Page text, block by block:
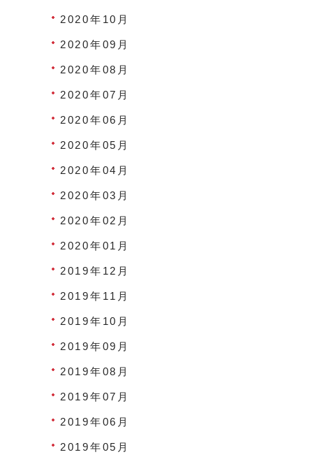
2020年10月
2020年09月
2020年08月
2020年07月
2020年06月
2020年05月
2020年04月
2020年03月
2020年02月
2020年01月
2019年12月
2019年11月
2019年10月
2019年09月
2019年08月
2019年07月
2019年06月
2019年05月